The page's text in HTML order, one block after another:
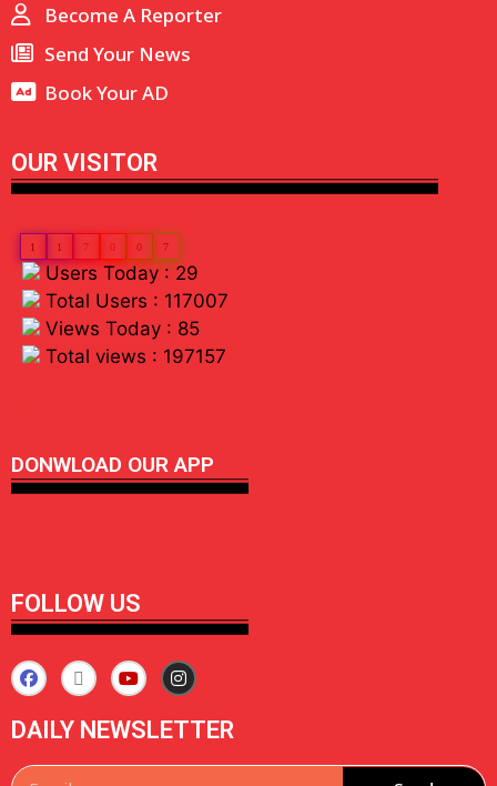
Become A Reporter
Send Your News
Book Your AD
OUR VISITOR
1 1 7 0 0 7
Users Today : 29
Total Users : 117007
Views Today : 85
Total views : 197157
DONWLOAD OUR APP
FOLLOW US
DAILY NEWSLETTER